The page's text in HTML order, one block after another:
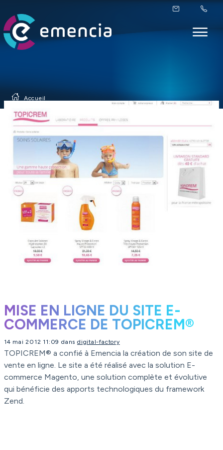
Accueil
MISE EN LIGNE DU SITE E-
COMMERCE DE TOPICREM®
14 mai 2012 11:09 dans digital-factory
TOPICREM® a confié à Emencia la création de son site de
vente en ligne. Le site a été réalisé avec la solution E-
commerce Magento, une solution complète et évolutive
qui bénéficie des apports technologiques du framework
Zend.